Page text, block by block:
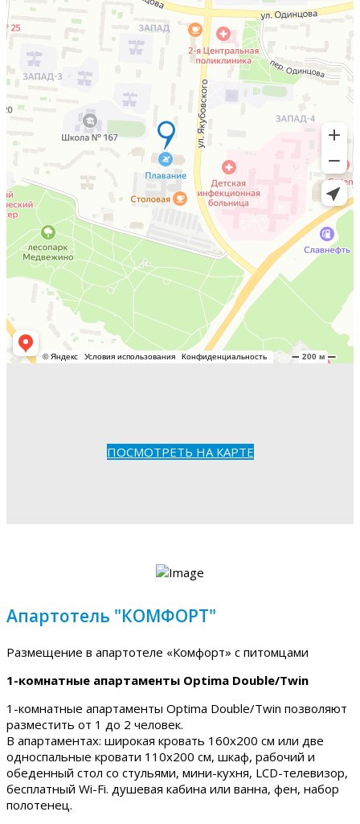
ПОСМОТРЕТЬ НА КАРТЕ
Апартотель "КОМФОРТ"
Размещение в апартотеле «Комфорт» с питомцами
1-комнатные апартаменты Optima Double/Twin
1-комнатные апартаменты Optima Double/Twin позволяют
разместить от 1 до 2 человек.
В апартаментах: широкая кровать 160х200 см или две
односпальные кровати 110х200 см, шкаф, рабочий и
обеденный стол со стульями, мини-кухня, LCD-телевизор,
бесплатный Wi-Fi. душевая кабина или ванна, фен, набор
полотенец.